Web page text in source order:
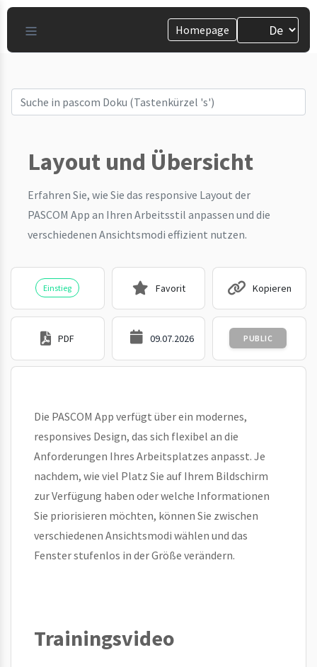
Homepage
Layout und Übersicht
Erfahren Sie, wie Sie das responsive Layout der
PASCOM App an Ihren Arbeitsstil anpassen und die
verschiedenen Ansichtsmodi effizient nutzen.
Einstieg Favorit Kopieren
PDF 09.07.2026 PUBLIC
Die PASCOM App verfügt über ein modernes,
responsives Design, das sich flexibel an die
Anforderungen Ihres Arbeitsplatzes anpasst. Je
nachdem, wie viel Platz Sie auf Ihrem Bildschirm
zur Verfügung haben oder welche Informationen
Sie priorisieren möchten, können Sie zwischen
verschiedenen Ansichtsmodi wählen und das
Fenster stufenlos in der Größe verändern.
Trainingsvideo